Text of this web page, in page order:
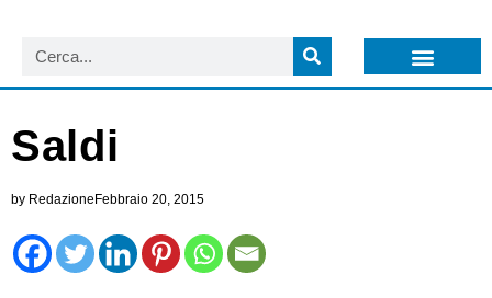
Saldi
by Redazione Febbraio 20, 2015